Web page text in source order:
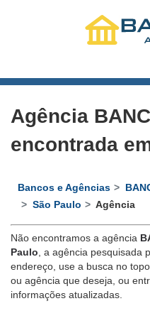
Agência
encontrada
Bancos e Agências
São Paulo
Agência
Não encontramos a agência
Paulo , a agência
endereço, use a busca no
ou agência que deseja, ou
informações atualizadas.